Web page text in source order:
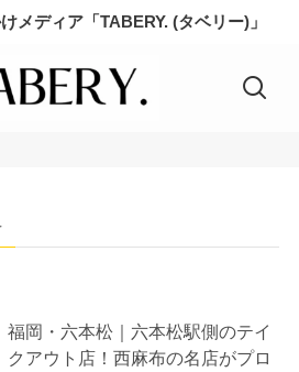
メディア「TABERY. (タベリー)」
福岡・六本松｜六本松駅側のテイ
クアウト店！西麻布の名店がプロ